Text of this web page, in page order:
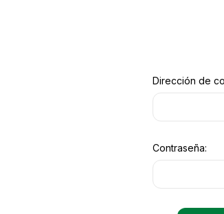
Dirección de
Contraseña: